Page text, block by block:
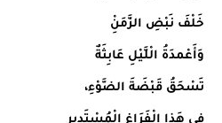
خَلْفَ نَبْضِ الزَّمَنِْ
وَأَعْمدَةُ الْلَّيْلِ عَابِثَةٌ
تَسْحَقُ قَبْضَةَ الضَّوْءِ،
فِي هَذا الْفَرَاغِ الْمُسْتَدِيرِ